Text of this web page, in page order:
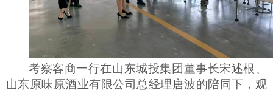
考察客商一行在山东城投集团董事长宋述根 、
山东原味原酒业有限公司总经理唐波的陪同下，观